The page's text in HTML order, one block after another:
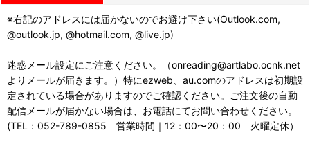
※右記のアドレスには届かないのでお避け下さい(Outlook.com,
@outlook.jp, @hotmail.com, @live.jp)
迷惑メール設定にご注意ください。（onreading@artlabo.ocnk.net
よりメールが届きます。）特にezweb、au.comのアドレスは初期設
定されている場合がありますのでご確認ください。ご注文後の自動
配信メールが届かない場合は、お電話にてお問い合わせください。
(TEL：052-789-0855 営業時間｜12：00〜20：00 火曜定休）